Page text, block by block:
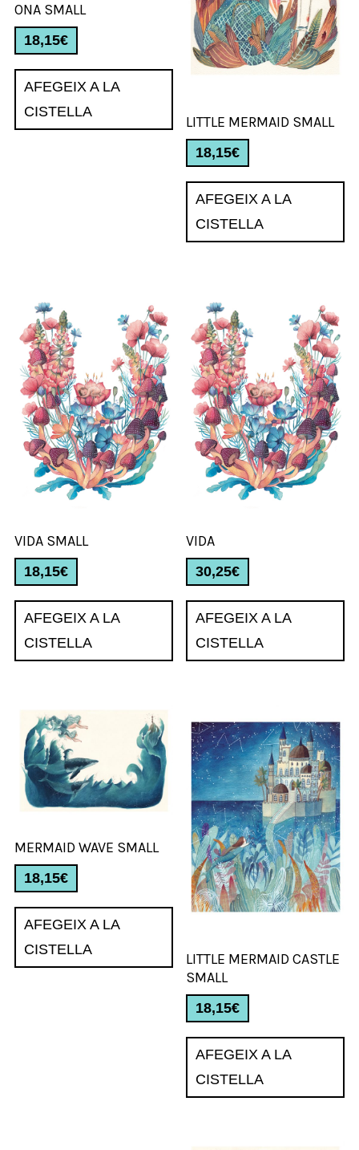
ONA SMALL
18,15€
AFEGEIX A LA
CISTELLA
LITTLE MERMAID SMALL
18,15€
AFEGEIX A LA
CISTELLA
VIDA SMALL
18,15€
AFEGEIX A LA
CISTELLA
VIDA
30,25€
AFEGEIX A LA
CISTELLA
MERMAID WAVE SMALL
18,15€
AFEGEIX A LA
CISTELLA
LITTLE MERMAID CASTLE
SMALL
18,15€
AFEGEIX A LA
CISTELLA